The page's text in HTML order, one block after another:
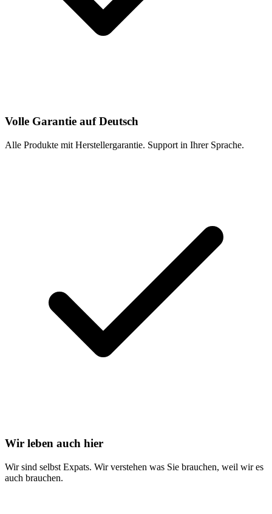
Volle Garantie auf Deutsch
Alle Produkte mit Herstellergarantie. Support in Ihrer Sprache.
Wir leben auch hier
Wir sind selbst Expats. Wir verstehen was Sie brauchen, weil wir es
auch brauchen.